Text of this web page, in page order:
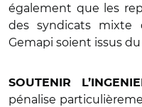
également que les
des syndicats mixte
Gemapi soient issus
SOUTENIR
pénalise